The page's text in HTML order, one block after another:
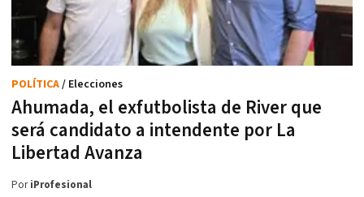
Ahumada, el exfutbolista de River que
será candidato a intendente por La
Libertad Avanza
POLÍTICA/ Elecciones
PoriProfesional